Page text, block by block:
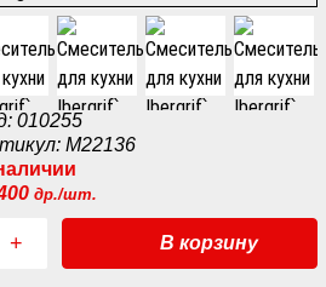
010255
M22136
др./шт.
+ В корзину